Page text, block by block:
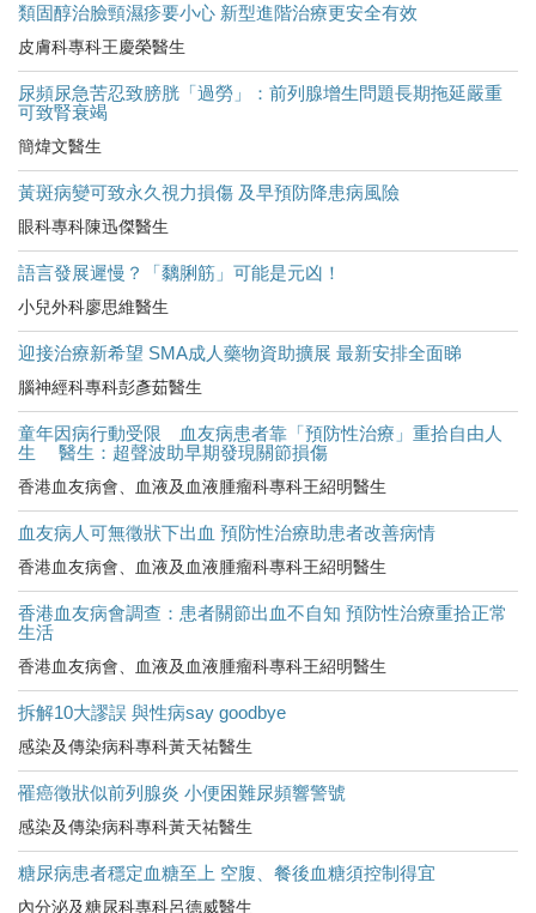
類固醇治臉頸濕疹要小心 新型進階治療更安全有效
皮膚科專科王慶榮醫生
尿頻尿急苦忍致膀胱「過勞」：前列腺增生問題長期拖延嚴重
可致腎衰竭
簡煒文醫生
黃斑病變可致永久視力損傷 及早預防降患病風險
眼科專科陳迅傑醫生
語言發展遲慢？「黐脷筋」可能是元凶！
小兒外科廖思維醫生
迎接治療新希望 SMA成人藥物資助擴展 最新安排全面睇
腦神經科專科彭彥茹醫生
童年因病行動受限 血友病患者靠「預防性治療」重拾自由人
生 醫生：超聲波助早期發現關節損傷
香港血友病會、血液及血液腫瘤科專科王紹明醫生
血友病人可無徵狀下出血 預防性治療助患者改善病情
香港血友病會、血液及血液腫瘤科專科王紹明醫生
香港血友病會調查：患者關節出血不自知 預防性治療重拾正常
生活
香港血友病會、血液及血液腫瘤科專科王紹明醫生
拆解10大謬誤 與性病say goodbye
感染及傳染病科專科黃天祐醫生
罹癌徵狀似前列腺炎 小便困難尿頻響警號
感染及傳染病科專科黃天祐醫生
糖尿病患者穩定血糖至上 空腹、餐後血糖須控制得宜
內分泌及糖尿科專科呂德威醫生